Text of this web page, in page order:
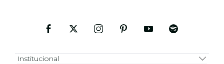
Institucional